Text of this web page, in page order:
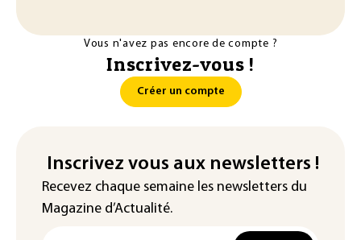
Vous n'avez pas encore de compte ?
Inscrivez-vous !
Créer un compte
Inscrivez vous aux newsletters !
Recevez chaque semaine les newsletters du
Magazine d’Actualité.